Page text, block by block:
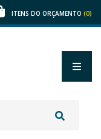
ITENS DO ORÇAMENTO (0)